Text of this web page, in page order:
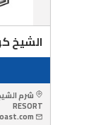
الشيخ
RESORT